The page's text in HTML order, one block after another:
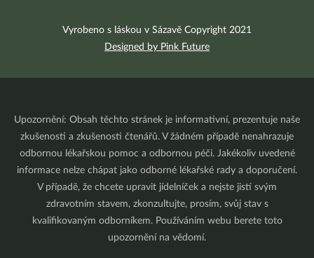
Vyrobeno s láskou v Sázavě Copyright 2021
Designed by Pink Future
Upozornění: Obsah těchto stránek je informativní, prezentuje naše
zkušenosti a zkušenosti čtenářů. V žádném případě nenahrazuje
odbornou lékařskou pomoc a odbornou péči. Jakékoliv uvedené
informace nelze chápat jako odborné lékařské rady a doporučení.
V případě, že chcete upravit jídelníček a nejste jistí svým
zdravotním stavem, zkonzultujte, prosím, svůj stav s
kvalifikovaným odborníkem. Používáním webu berete toto
upozornění na vědomí.